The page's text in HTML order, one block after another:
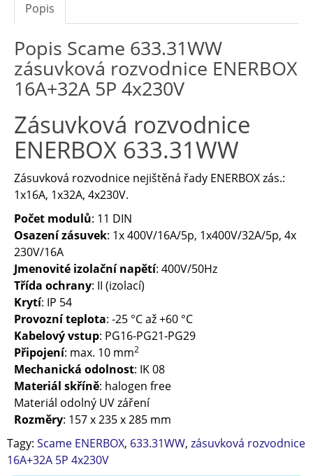
Popis
Popis Scame 633.31WW
zásuvková rozvodnice ENERBOX
16A+32A 5P 4x230V
Zásuvková rozvodnice
ENERBOX 633.31WW
Zásuvková rozvodnice nejištěná řady ENERBOX zás.:
1x16A, 1x32A, 4x230V.
Počet modulů: 11 DIN
Osazení zásuvek: 1x 400V/16A/5p, 1x400V/32A/5p, 4x
230V/16A
Jmenovité izolační napětí: 400V/50Hz
Třída ochrany: II (izolací)
Krytí: IP 54
Provozní teplota: -25 °C až +60 °C
Kabelový vstup: PG16-PG21-PG29
Připojení: max. 10 mm2
Mechanická odolnost: IK 08
Materiál skříně: halogen free
Materiál odolný UV záření
Rozměry: 157 x 235 x 285 mm
Tagy: Scame ENERBOX, 633.31WW, zásuvková rozvodnice
16A+32A 5P 4x230V